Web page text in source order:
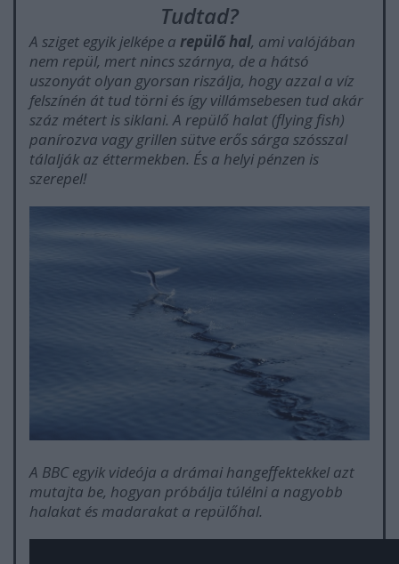
Tudtad?
A sziget egyik jelképe a repülő hal, ami valójában
nem repül, mert nincs szárnya, de a hátsó
uszonyát olyan gyorsan riszálja, hogy azzal a víz
felszínén át tud törni és így villámsebesen tud akár
száz métert is siklani. A repülő halat (flying fish)
panírozva vagy grillen sütve erős sárga szósszal
tálalják az éttermekben. És a helyi pénzen is
szerepel!
A BBC egyik videója a drámai hangeffektekkel azt
mutajta be, hogyan próbálja túlélni a nagyobb
halakat és madarakat a repülőhal.